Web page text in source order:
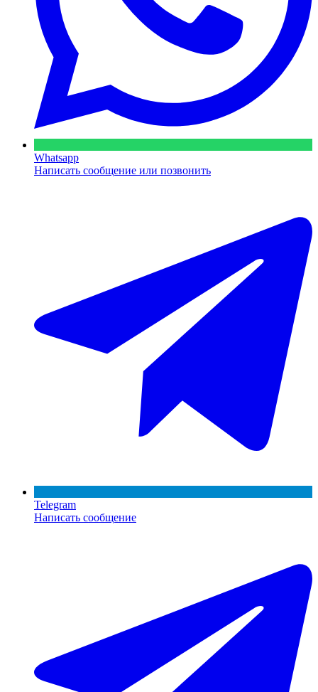
Whatsapp
Написать сообщение или позвонить
Telegram
Написать сообщение